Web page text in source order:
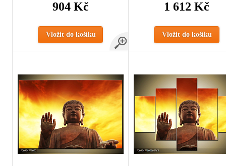
904 Kč
Vložit do košíku
1 612 Kč
Vložit do košíku